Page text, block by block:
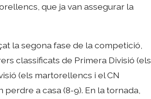
que ja van assegurar la
la segona fase de la competició,
classificats de Primera Divisió (els
(els martorellencs i el CN
a casa (8-9). En la tornada,